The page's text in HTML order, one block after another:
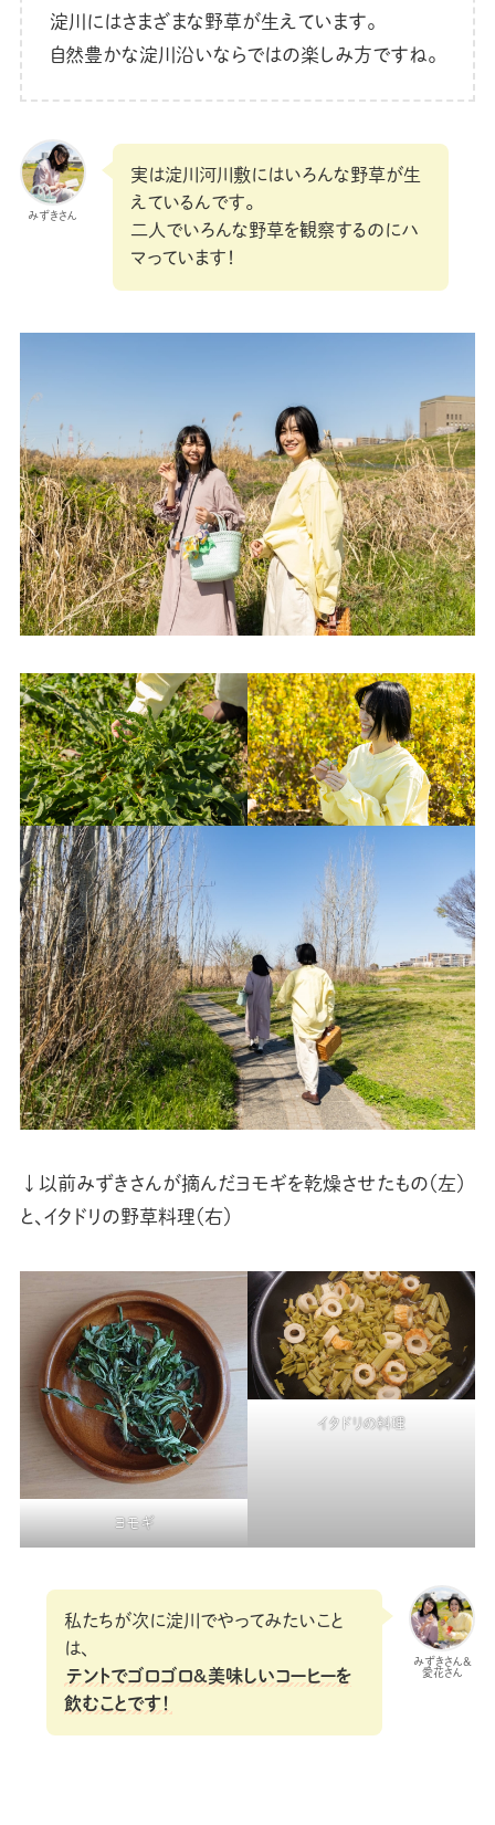
淀川にはさまざまな野草が生えています。
自然豊かな淀川沿いならではの楽しみ方ですね。
みずきさん
実は淀川河川敷にはいろんな野草が生
えているんです。
二人でいろんな野草を観察するのにハ
マっています！
↓以前みずきさんが摘んだヨモギを乾燥させたもの（左）
と、イタドリの野草料理（右）
ヨモギ
イタドリの料理
みずきさん&
愛花さん
私たちが次に淀川でやってみたいこと
は、
テントでゴロゴロ&美味しいコーヒーを
飲むことです！